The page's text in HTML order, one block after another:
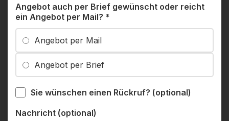
Angebot auch per Brief gewünscht oder reicht
ein Angebot per Mail? *
Angebot per Mail
Angebot per Brief
Sie wünschen einen Rückruf? (optional)
Nachricht (optional)